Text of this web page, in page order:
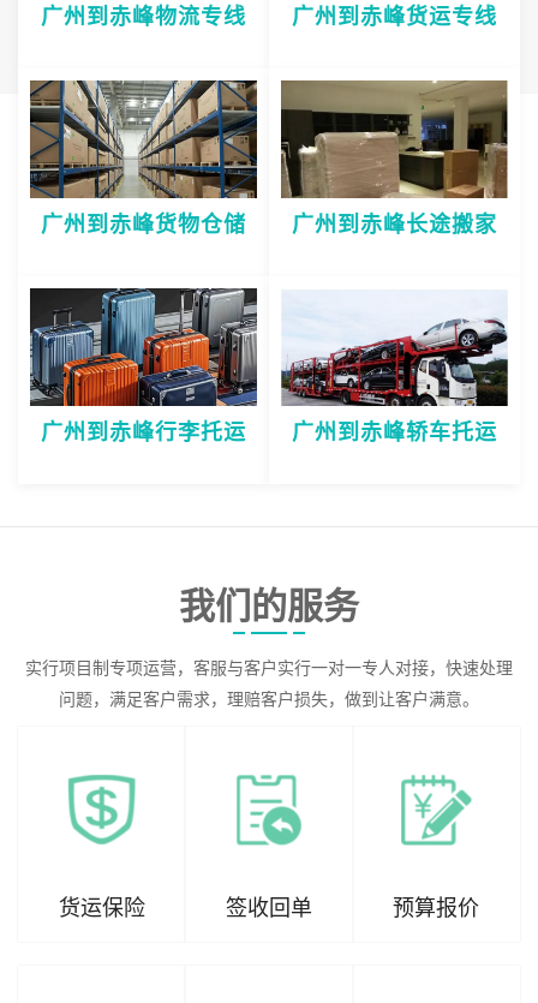
广州到赤峰物流专线 广州到赤峰货运专线
广州到赤峰货物仓储 广州到赤峰长途搬家
广州到赤峰行李托运 广州到赤峰轿车托运
我们的服务
实行项目制专项运营，客服与客户实行一对一专人对接，快速处理
问题，满足客户需求，理赔客户损失，做到让客户满意。
货运保险 签收回单 预算报价